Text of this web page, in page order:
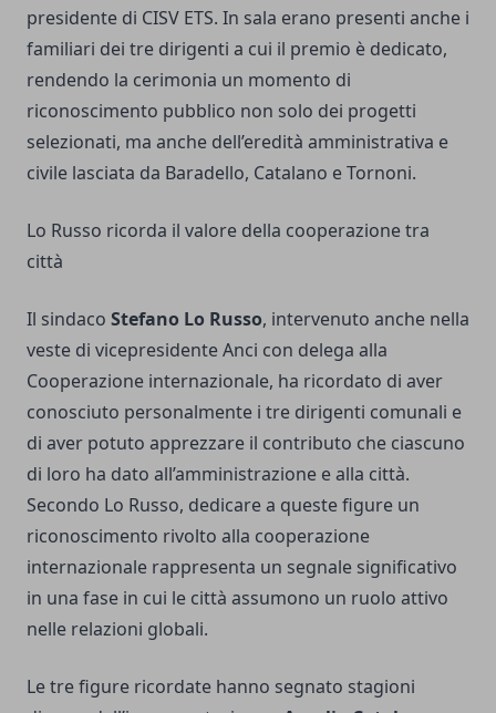
presidente di CISV ETS. In sala erano presenti anche i
familiari dei tre dirigenti a cui il premio è dedicato,
rendendo la cerimonia un momento di
riconoscimento pubblico non solo dei progetti
selezionati, ma anche dell’eredità amministrativa e
civile lasciata da Baradello, Catalano e Tornoni.
Lo Russo ricorda il valore della cooperazione tra
città
Il sindaco Stefano Lo Russo, intervenuto anche nella
veste di vicepresidente Anci con delega alla
Cooperazione internazionale, ha ricordato di aver
conosciuto personalmente i tre dirigenti comunali e
di aver potuto apprezzare il contributo che ciascuno
di loro ha dato all’amministrazione e alla città.
Secondo Lo Russo, dedicare a queste figure un
riconoscimento rivolto alla cooperazione
internazionale rappresenta un segnale significativo
in una fase in cui le città assumono un ruolo attivo
nelle relazioni globali.
Le tre figure ricordate hanno segnato stagioni